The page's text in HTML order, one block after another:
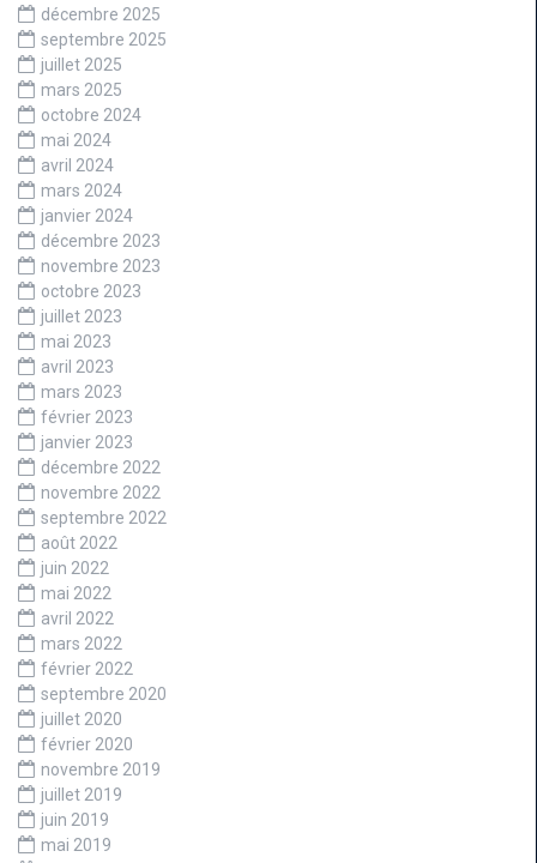
décembre 2025
septembre 2025
juillet 2025
mars 2025
octobre 2024
mai 2024
avril 2024
mars 2024
janvier 2024
décembre 2023
novembre 2023
octobre 2023
juillet 2023
mai 2023
avril 2023
mars 2023
février 2023
janvier 2023
décembre 2022
novembre 2022
septembre 2022
août 2022
juin 2022
mai 2022
avril 2022
mars 2022
février 2022
septembre 2020
juillet 2020
février 2020
novembre 2019
juillet 2019
juin 2019
mai 2019